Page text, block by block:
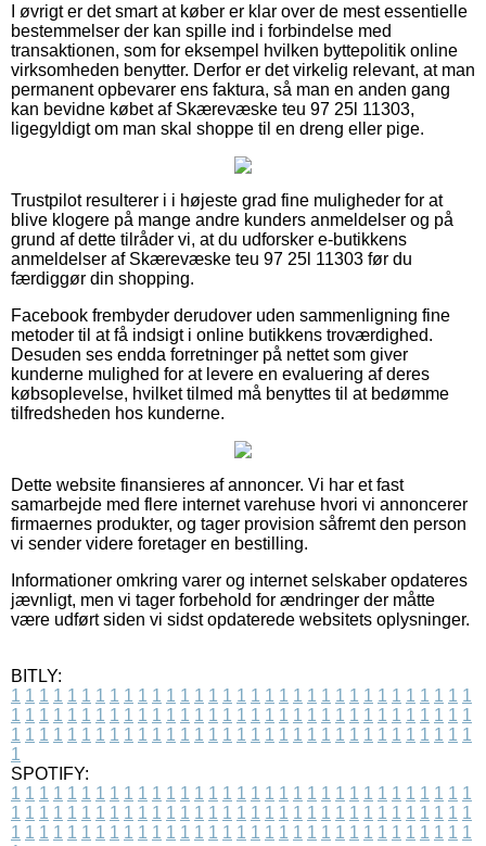
I øvrigt er det smart at køber er klar over de mest essentielle
bestemmelser der kan spille ind i forbindelse med
transaktionen, som for eksempel hvilken byttepolitik online
virksomheden benytter. Derfor er det virkelig relevant, at man
permanent opbevarer ens faktura, så man en anden gang
kan bevidne købet af Skærevæske teu 97 25l 11303,
ligegyldigt om man skal shoppe til en dreng eller pige.
Trustpilot resulterer i i højeste grad fine muligheder for at
blive klogere på mange andre kunders anmeldelser og på
grund af dette tilråder vi, at du udforsker e-butikkens
anmeldelser af Skærevæske teu 97 25l 11303 før du
færdiggør din shopping.
Facebook frembyder derudover uden sammenligning fine
metoder til at få indsigt i online butikkens troværdighed.
Desuden ses endda forretninger på nettet som giver
kunderne mulighed for at levere en evaluering af deres
købsoplevelse, hvilket tilmed må benyttes til at bedømme
tilfredsheden hos kunderne.
Dette website finansieres af annoncer. Vi har et fast
samarbejde med flere internet varehuse hvori vi annoncerer
firmaernes produkter, og tager provision såfremt den person
vi sender videre foretager en bestilling.
Informationer omkring varer og internet selskaber opdateres
jævnligt, men vi tager forbehold for ændringer der måtte
være udført siden vi sidst opdaterede websitets oplysninger.
BITLY:
1 1 1 1 1 1 1 1 1 1 1 1 1 1 1 1 1 1 1 1 1 1 1 1 1 1 1 1 1 1 1 1 1
1 1 1 1 1 1 1 1 1 1 1 1 1 1 1 1 1 1 1 1 1 1 1 1 1 1 1 1 1 1 1 1 1
1 1 1 1 1 1 1 1 1 1 1 1 1 1 1 1 1 1 1 1 1 1 1 1 1 1 1 1 1 1 1 1 1
1
SPOTIFY:
1 1 1 1 1 1 1 1 1 1 1 1 1 1 1 1 1 1 1 1 1 1 1 1 1 1 1 1 1 1 1 1 1
1 1 1 1 1 1 1 1 1 1 1 1 1 1 1 1 1 1 1 1 1 1 1 1 1 1 1 1 1 1 1 1 1
1 1 1 1 1 1 1 1 1 1 1 1 1 1 1 1 1 1 1 1 1 1 1 1 1 1 1 1 1 1 1 1 1